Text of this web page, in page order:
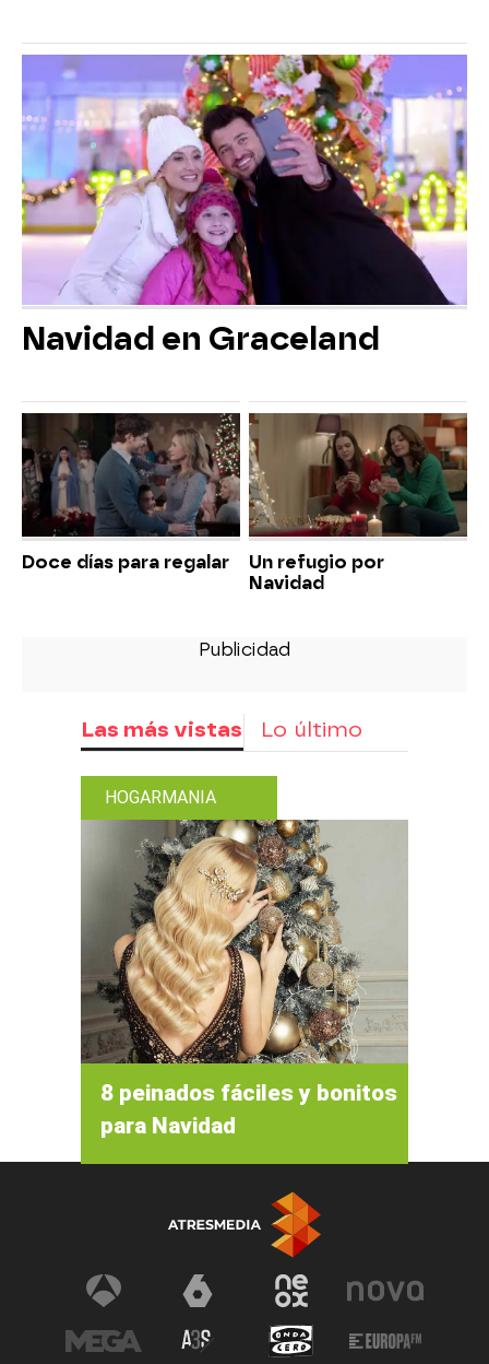
Navidad en Graceland
Doce días para regalar
Un refugio por
Navidad
Las más vistas Lo último
HOGARMANIA
8 peinados fáciles y bonitos
para Navidad